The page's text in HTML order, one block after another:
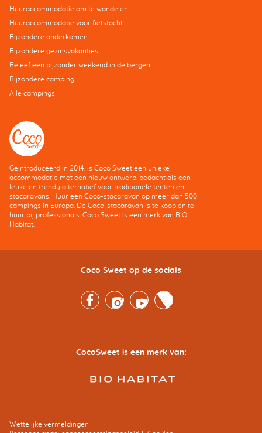
Huuraccommodatie om te wandelen
Huuraccommodatie voor fietstocht
Bijzondere onderkomen
Bijzondere gezinsvakanties
Beleef een bijzonder weekend in de bergen
Bijzondere camping
Alle campings
Geïntroduceerd in 2014, is Coco Sweet een unieke
accommodatie met een nieuw ontwerp, bedacht als een
leuke en trendy alternatief voor traditionele tenten en
stacaravans. Huur een Coco-stacaravan op meer dan 500
campings in Europa. De Coco-stacaravan is te koop en te
huur bij professionals. Coco Sweet is een merk van BIO
Habitat.
Coco Sweet op de socials
FacebookInstagramYoutubeTwitter
CocoSweet is een merk van:
Wettelijke vermeldingen